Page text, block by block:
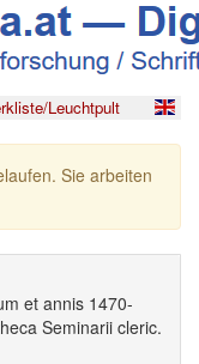
Leuchtpult
Sie arbeiten
et annis 1470-
Seminarii cleric.